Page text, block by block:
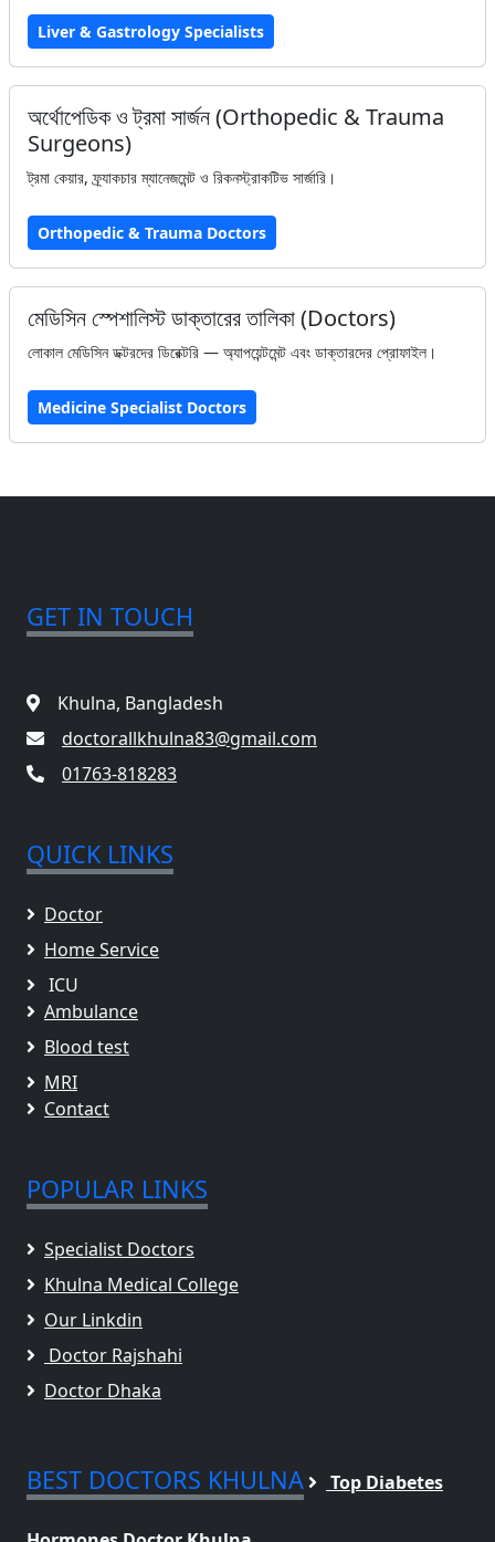
Liver & Gastrology Specialists
অর্থোপেডিক ও ট্রমা সার্জন (Orthopedic & Trauma
Surgeons)
ট্রমা কেয়ার, ফ্র্যাকচার ম্যানেজমেন্ট ও রিকনস্ট্রাকটিভ সার্জারি।
Orthopedic & Trauma Doctors
মেডিসিন স্পেশালিস্ট ডাক্তারের তালিকা (Doctors)
লোকাল মেডিসিন ডক্টরদের ডিরেক্টরি — অ্যাপয়েন্টমেন্ট এবং ডাক্তারদের প্রোফাইল।
Medicine Specialist Doctors
GET IN TOUCH
Khulna, Bangladesh
doctorallkhulna83@gmail.com
01763-818283
QUICK LINKS
Doctor
Home Service
ICU
Ambulance
Blood test
MRI
Contact
POPULAR LINKS
Specialist Doctors
Khulna Medical College
Our Linkdin
Doctor Rajshahi
Doctor Dhaka
BEST DOCTORS KHULNA Top Diabetes